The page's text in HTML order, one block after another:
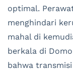
optimal.
menghindari
mahal di
berkala di
bahwa